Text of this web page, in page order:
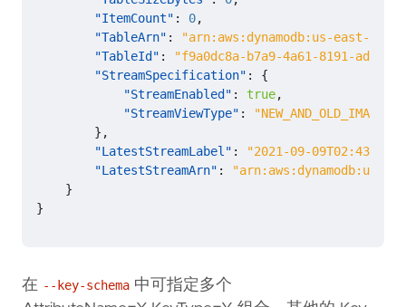
"ItemCount" : 0,
"TableArn" :
"arn:aws:dynamodb:us-east-
"TableId" :
"f9a0dc8a-b7a9-4a61-8191-
"StreamSpecification" :
{
"StreamEnabled" : true,
"StreamViewType" :
"NEW_AND_OLD_IMAGES"
},
"LatestStreamLabel" :
"2021-09-
"LatestStreamArn" :
"arn:aws:dynamodb:us-
}
}
在 --key-schema 中可指定多个